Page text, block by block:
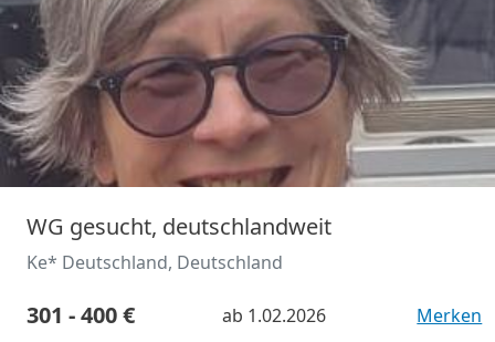
WG gesucht, deutschlandweit
Ke* Deutschland, Deutschland
301 - 400 € ab 1.02.2026 Merken